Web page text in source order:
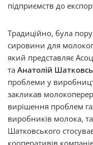
підприємств до
Традиційно, була
сировини для
який представляє
та Анатолій
проблеми у
закликав
вирішення проблем
виробників молока,
Шатковського
кооперативів